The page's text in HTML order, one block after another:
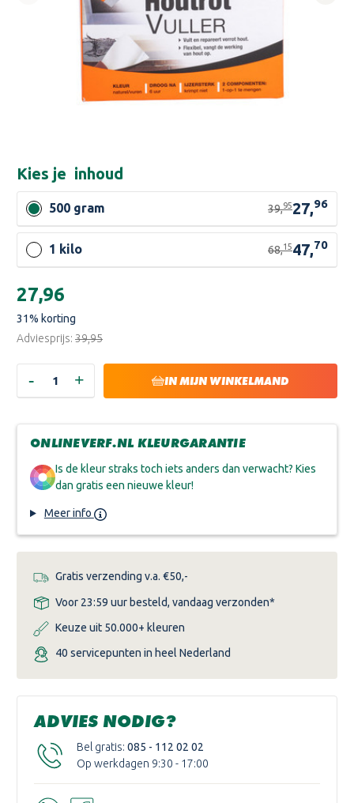
Kies je inhoud
500 gram 39,9527,96
1 kilo 68,1547,70
voorraad:
€27,96
31% korting
Adviesprijs: €39,95
HOEVEELHEID
VAN
HOUTROTVULLER
- HOEVEELHEID
VAN
HOUTROTVULLER
+ IN MIJN WINKELMAND
ONLINEVERF.NL KLEURGARANTIE
Is de kleur straks toch iets anders dan verwacht? Kies
dan gratis een nieuwe kleur!
Meer info
Gratis verzending v.a. €50,-
Voor 23:59 uur besteld, vandaag verzonden*
Keuze uit 50.000+ kleuren
40 servicepunten in heel Nederland
ADVIES NODIG?
Bel gratis: 085 - 112 02 02
Op werkdagen 9:30 - 17:00